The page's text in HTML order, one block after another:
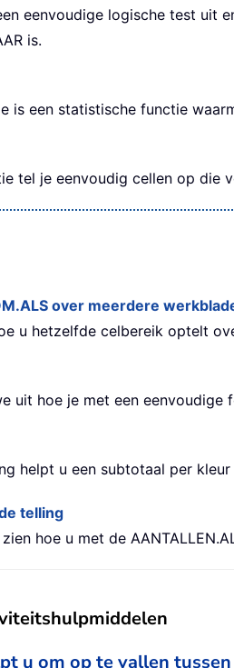
eenvoudige logische test uit
is.
is een statistische functie
tel je eenvoudig cellen op die
over meerdere
u hetzelfde celbereik optelt
uit hoe je met een
helpt u een subtotaal per
telling
hoe u met de
u om op te vallen tussen